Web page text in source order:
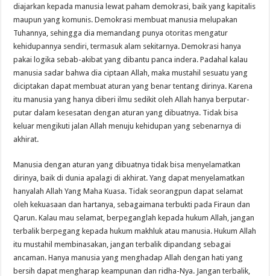
diajarkan kepada manusia lewat paham demokrasi, baik yang kapitalis
maupun yang komunis. Demokrasi membuat manusia melupakan
Tuhannya, sehingga dia memandang punya otoritas mengatur
kehidupannya sendiri, termasuk alam sekitarnya. Demokrasi hanya
pakai logika sebab-akibat yang dibantu panca indera. Padahal kalau
manusia sadar bahwa dia ciptaan Allah, maka mustahil sesuatu yang
diciptakan dapat membuat aturan yang benar tentang dirinya. Karena
itu manusia yang hanya diberi ilmu sedikit oleh Allah hanya berputar-
putar dalam kesesatan dengan aturan yang dibuatnya. Tidak bisa
keluar mengikuti jalan Allah menuju kehidupan yang sebenarnya di
akhirat.
Manusia dengan aturan yang dibuatnya tidak bisa menyelamatkan
dirinya, baik di dunia apalagi di akhirat. Yang dapat menyelamatkan
hanyalah Allah Yang Maha Kuasa. Tidak seorangpun dapat selamat
oleh kekuasaan dan hartanya, sebagaimana terbukti pada Firaun dan
Qarun. Kalau mau selamat, berpeganglah kepada hukum Allah, jangan
terbalik berpegang kepada hukum makhluk atau manusia. Hukum Allah
itu mustahil membinasakan, jangan terbalik dipandang sebagai
ancaman. Hanya manusia yang menghadap Allah dengan hati yang
bersih dapat mengharap keampunan dan ridha-Nya. Jangan terbalik,